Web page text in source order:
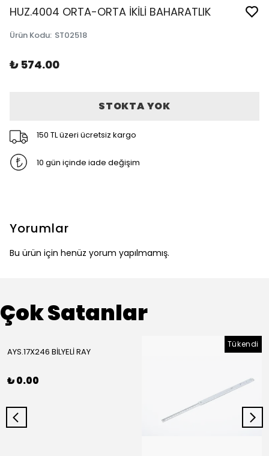
HUZ.4004 ORTA-ORTA İKİLİ BAHARATLIK
Ürün Kodu: ST02518
₺ 574.00
STOKTA YOK
150 TL üzeri ücretsiz kargo
10 gün içinde iade değişim
Yorumlar
Bu ürün için henüz yorum yapılmamış.
Çok Satanlar
AYS.17X246 BİLYELİ RAY
₺ 0.00
Tükendi